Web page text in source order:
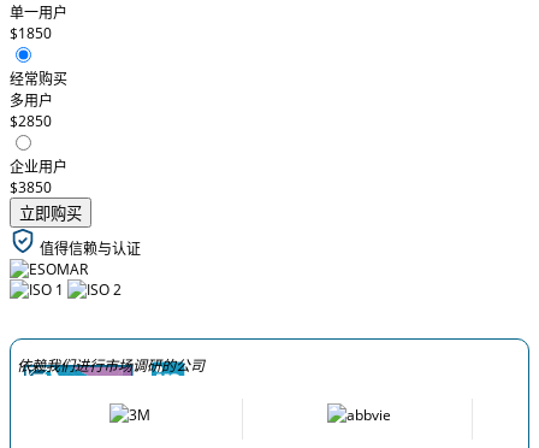
单一用户
$1850
经常购买
多用户
$2850
企业用户
$3850
立即购买
值得信赖与认证
依赖我们进行市场调研的公司